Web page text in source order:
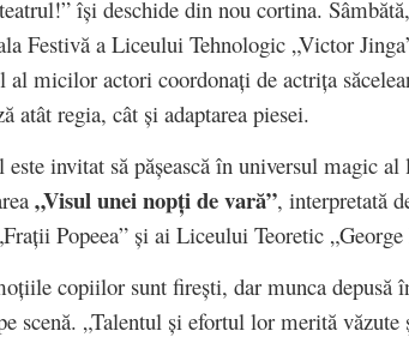
își deschide din nou cortina.
Festivă a Liceului Tehnologic „Victor
al micilor actori coordonați de actrița
atât regia, cât și adaptarea piesei.
este invitat să pășească în universul magic al
„Visul unei nopți de vară”, interpretată
Popeea” și ai Liceului Teoretic
copiilor sunt firești, dar munca depusă
scenă. „Talentul și efortul lor merită văzute